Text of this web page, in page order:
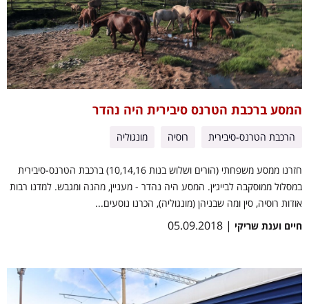
המסע ברכבת הטרנס סיבירית היה נהדר
הרכבת הטרנס-סיבירית רוסיה מונגוליה
חזרנו ממסע משפחתי (הורים ושלוש בנות 10,14,16) ברכבת הטרנס-סיבירית
במסלול ממוסקבה לבייג׳ין. המסע היה נהדר - מעניין, מהנה ומגבש. למדנו רבות
אודות רוסיה, סין ומה שבניהן (מונגוליה), הכרנו נוסעים...
חיים וענת שריקי | 05.09.2018